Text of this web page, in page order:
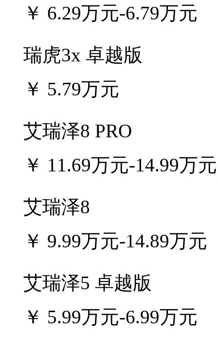
￥ 6.29万元-6.79万元
瑞虎3x 卓越版
￥ 5.79万元
艾瑞泽8 PRO
￥ 11.69万元-14.99万元
艾瑞泽8
￥ 9.99万元-14.89万元
艾瑞泽5 卓越版
￥ 5.99万元-6.99万元